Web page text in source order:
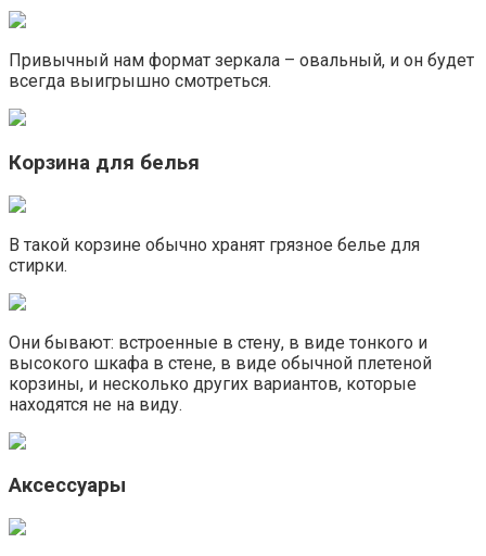
Привычный нам формат зеркала – овальный, и он будет
всегда выигрышно смотреться.
Корзина для белья
В такой корзине обычно хранят грязное белье для
стирки.
Они бывают: встроенные в стену, в виде тонкого и
высокого шкафа в стене, в виде обычной плетеной
корзины, и несколько других вариантов, которые
находятся не на виду.
Аксессуары